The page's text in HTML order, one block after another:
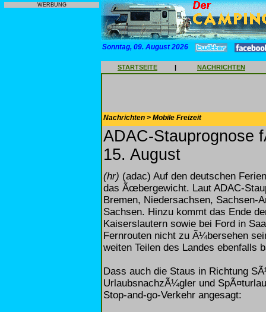
WERBUNG
Sonntag, 09. August 2026
STARTSEITE | NACHRICHTEN
Nachrichten > Mobile Freizeit
ADAC-Stauprognose
15. August
(hr) (adac) Auf den deutschen
das Ãœbergewicht. Laut ADAC-
Bremen, Niedersachsen, Sachsen-
Sachsen. Hinzu kommt das Ende
Kaiserslautern sowie bei Ford in
Fernrouten nicht zu Ã¼bersehen
weiten Teilen des Landes ebenfalls
Dass auch die Staus in Richtung
UrlaubsnachzÃ¼gler und
Stop-and-go-Verkehr angesagt: